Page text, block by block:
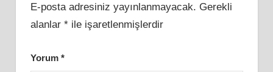
E-posta adresiniz yayınlanmayacak. Gerekli
alanlar *ile işaretlenmişlerdir
Yorum *